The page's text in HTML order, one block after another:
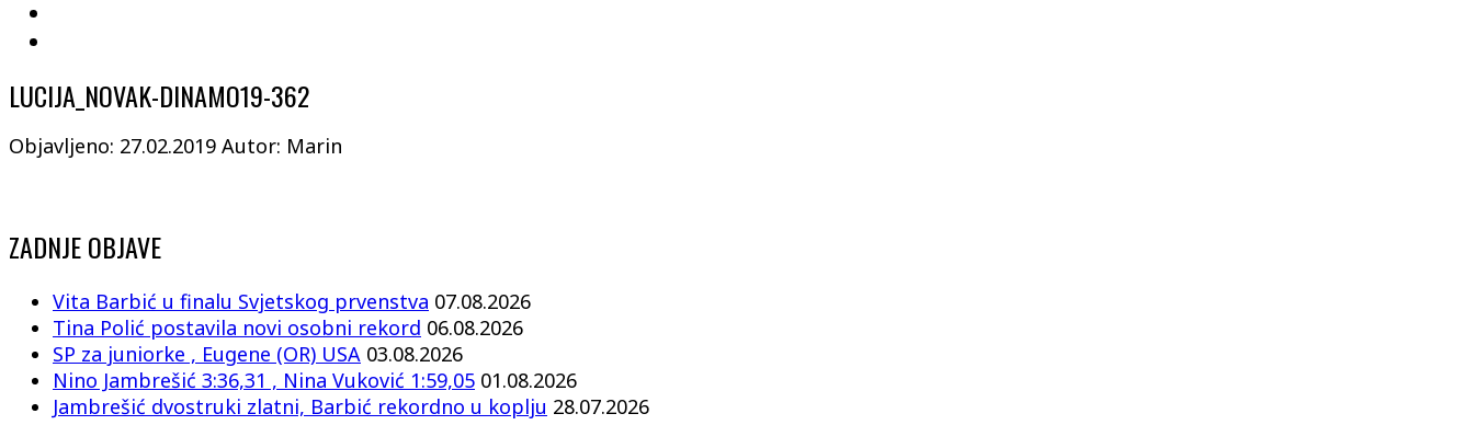
LUCIJA_NOVAK-DINAMO19-362
Objavljeno: 27.02.2019 Autor: Marin
ZADNJE OBJAVE
Vita Barbić u finalu Svjetskog prvenstva 07.08.2026
Tina Polić postavila novi osobni rekord 06.08.2026
SP za juniorke , Eugene (OR) USA 03.08.2026
Nino Jambrešić 3:36,31 , Nina Vuković 1:59,05 01.08.2026
Jambrešić dvostruki zlatni, Barbić rekordno u koplju 28.07.2026